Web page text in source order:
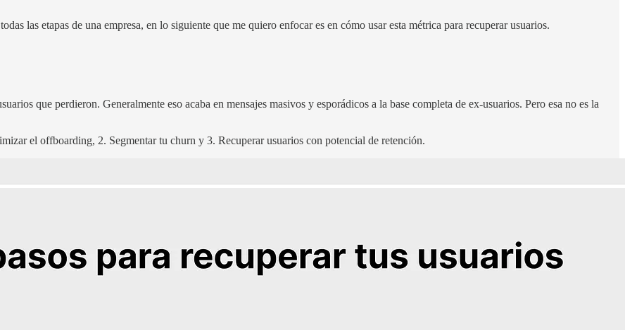
las etapas de una empresa, en lo siguiente que me quiero enfocar es en cómo usar esta métrica para recuperar usuarios.
que perdieron. Generalmente eso acaba en mensajes masivos y esporádicos a la base completa de ex-usuarios. Pero esa no es la
el offboarding, 2. Segmentar tu churn y 3. Recuperar usuarios con potencial de retención.